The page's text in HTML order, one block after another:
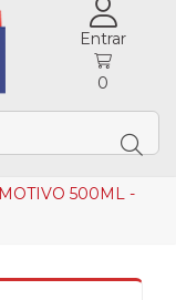
Entrar
0
500ML -